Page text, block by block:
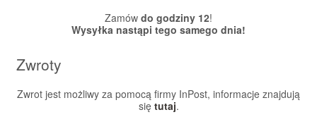
Zamów do godziny 12!
Wysyłka nastąpi tego samego dnia!
Zwroty
Zwrot jest możliwy za pomocą firmy InPost, informacje znajdują
się tutaj.